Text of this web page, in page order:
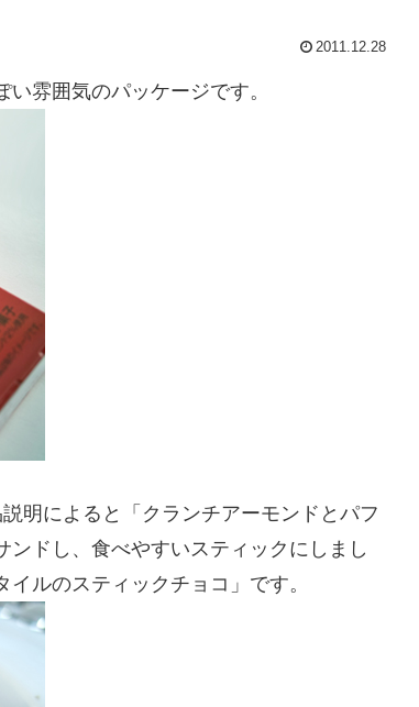
2011.12.28
雰囲気のパッケージです。
明によると「クランチアーモンドとパフ
ドし、食べやすいスティックにしまし
ルのスティックチョコ」です。